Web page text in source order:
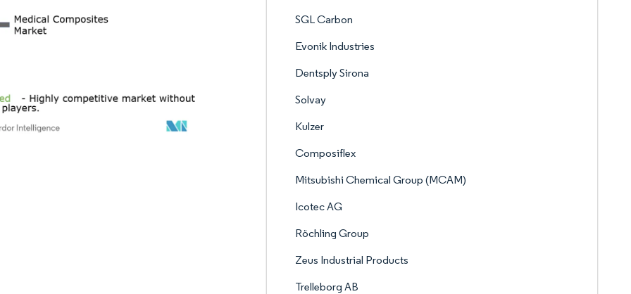
SGL Carbon
Evonik Industries
Dentsply Sirona
Solvay
Kulzer
Composiflex
Mitsubishi Chemical Group (MCAM)
Icotec AG
Röchling Group
Zeus Industrial Products
Trelleborg AB